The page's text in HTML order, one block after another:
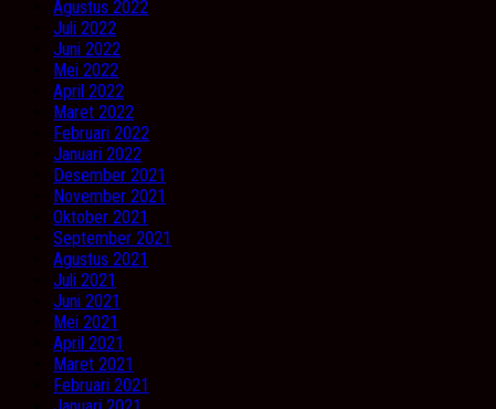
Agustus 2022
Juli 2022
Juni 2022
Mei 2022
April 2022
Maret 2022
Februari 2022
Januari 2022
Desember 2021
November 2021
Oktober 2021
September 2021
Agustus 2021
Juli 2021
Juni 2021
Mei 2021
April 2021
Maret 2021
Februari 2021